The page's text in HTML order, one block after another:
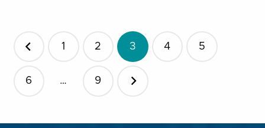
Pagination
publications
1 2 3 4 5
6 … 9